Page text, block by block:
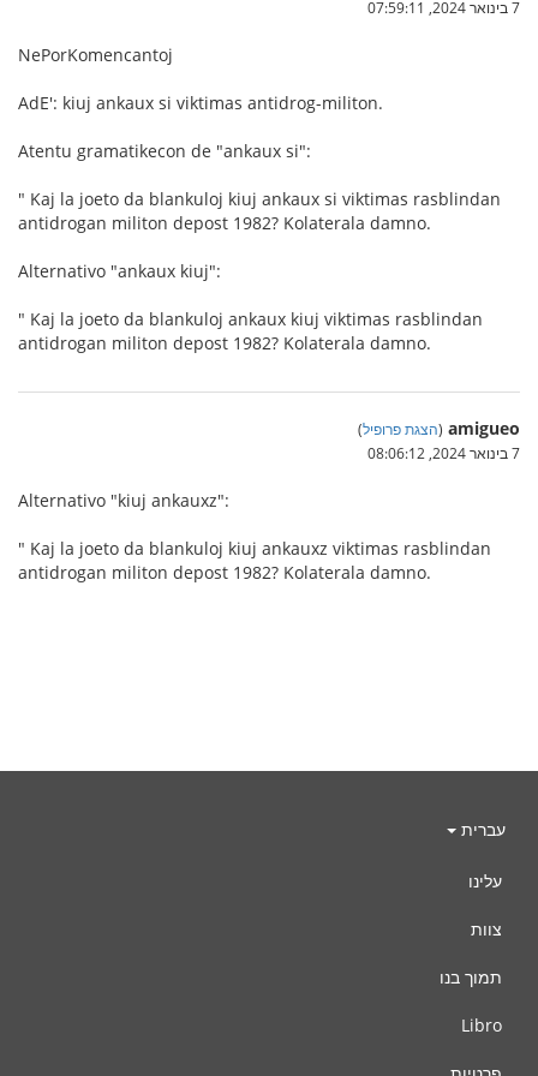
7 בינואר 2024, 07:59:11
NePorKomencantoj
AdE': kiuj ankaux si viktimas antidrog-militon.
Atentu gramatikecon de "ankaux si":
" Kaj la joeto da blankuloj kiuj ankaux si viktimas rasblindan
antidrogan militon depost 1982? Kolaterala damno.
Alternativo "ankaux kiuj":
" Kaj la joeto da blankuloj ankaux kiuj viktimas rasblindan
antidrogan militon depost 1982? Kolaterala damno.
amigueo
(הצגת פרופיל)
7 בינואר 2024, 08:06:12
Alternativo "kiuj ankauxz":
" Kaj la joeto da blankuloj kiuj ankauxz viktimas rasblindan
antidrogan militon depost 1982? Kolaterala damno.
עברית
עלינו
צוות
תמוך בנו
Libro